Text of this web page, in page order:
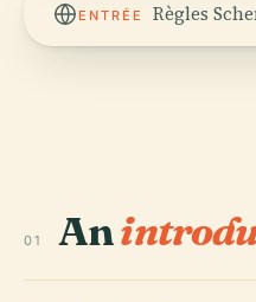
ENTRÉE Règles
01 An